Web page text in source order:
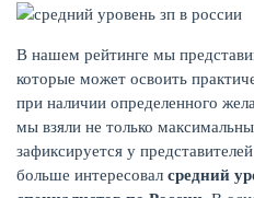
В нашем рейтинге мы
которые может освоить
при наличии определенного
мы взяли не только
зафиксируется у
больше интересовал средний